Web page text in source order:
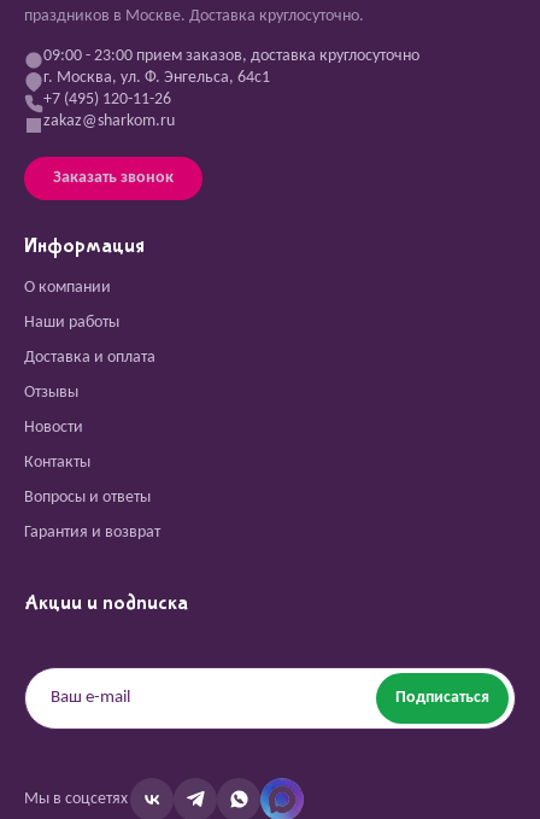
праздников в Москве. Доставка круглосуточно.
09:00 - 23:00 прием заказов, доставка круглосуточно
г. Москва, ул. Ф. Энгельса, 64с1
+7 (495) 120-11-26
zakaz@sharkom.ru
Заказать звонок
Информация
О компании
Наши работы
Доставка и оплата
Отзывы
Новости
Контакты
Вопросы и ответы
Гарантия и возврат
Акции и подписка
Подписаться
Мы в соцсетях